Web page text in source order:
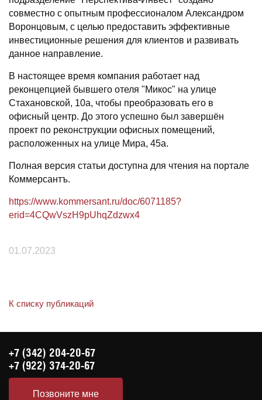
совместно с опытным профессионалом Александром
Воронцовым, с целью предоставить эффективные
инвестиционные решения для клиентов и развивать
данное направление.
В настоящее время компания работает над
реконцепцией бывшего отеля "Микос" на улице
Стахановской, 10а, чтобы преобразовать его в
офисный центр. До этого успешно был завершён
проект по реконструкции офисных помещений,
расположенных на улице Мира, 45а.
Полная версия статьи доступна для чтения на портале
Коммерсантъ.
https://www.kommersant.ru/doc/6071185?
erid=4CQwVszH9pUhqZdzwx4
01.07.2023
К списку публикаций
+7 (342) 204-20-67
+7 (922) 374-20-67
Позвоните мне